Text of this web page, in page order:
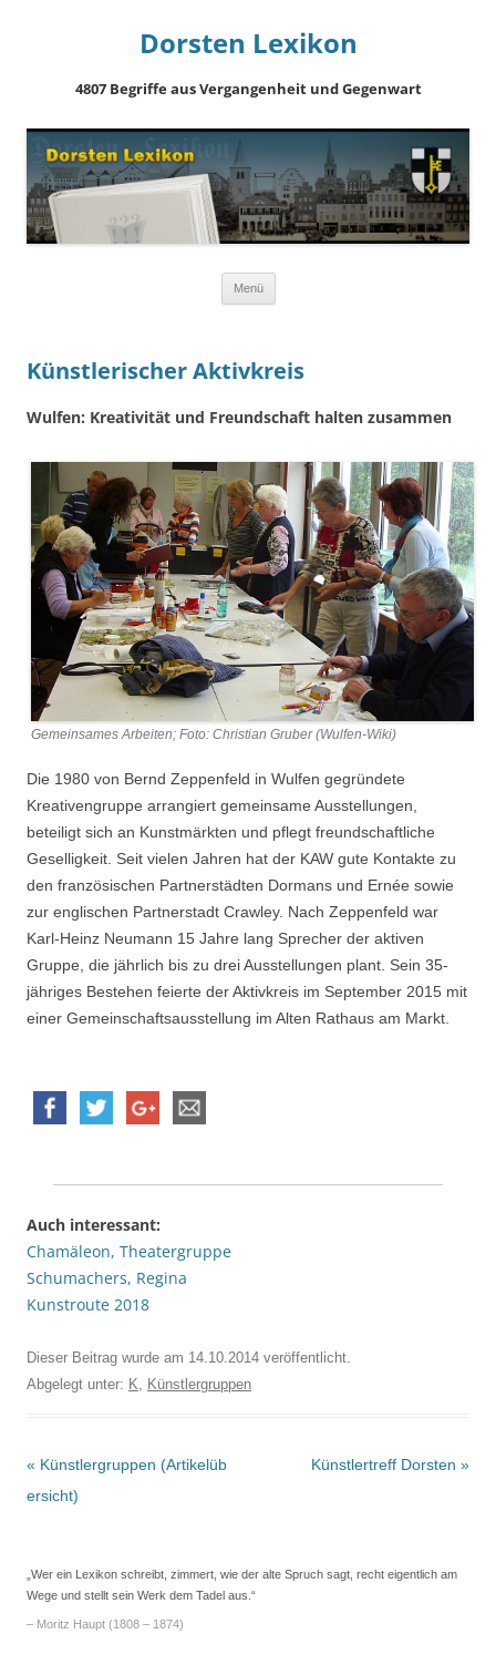
Dorsten Lexikon
4807 Begriffe aus Vergangenheit und Gegenwart
Menü
Künstlerischer Aktivkreis
Wulfen: Kreativität und Freundschaft halten zusammen
Gemeinsames Arbeiten; Foto: Christian Gruber (Wulfen-Wiki)
Die 1980 von Bernd Zeppenfeld in Wulfen gegründete
Kreativengruppe arrangiert gemeinsame Ausstellungen,
beteiligt sich an Kunstmärkten und pflegt freundschaftliche
Geselligkeit. Seit vielen Jahren hat der KAW gute Kontakte zu
den französischen Partnerstädten Dormans und Ernée sowie
zur englischen Partnerstadt Crawley. Nach Zeppenfeld war
Karl-Heinz Neumann 15 Jahre lang Sprecher der aktiven
Gruppe, die jährlich bis zu drei Ausstellungen plant. Sein 35-
jähriges Bestehen feierte der Aktivkreis im September 2015 mit
einer Gemeinschaftsausstellung im Alten Rathaus am Markt.
Auch interessant:
Chamäleon, Theatergruppe
Schumachers, Regina
Kunstroute 2018
Dieser Beitrag wurde am 14.10.2014 veröffentlicht.
Abgelegt unter: K Künstlergruppen
Beitrags-
Navigation
« Künstlergruppen (Artikelüb
ersicht)
Künstlertreff Dorsten »
„Wer ein Lexikon schreibt, zimmert, wie der alte Spruch sagt, recht eigentlich am
Wege und stellt sein Werk dem Tadel aus.“
– Moritz Haupt (1808 – 1874)